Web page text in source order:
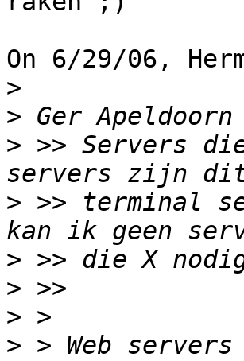
On 6/29/06,
>
>
> >> Servers
> >> terminal
>
>
>
> > Web